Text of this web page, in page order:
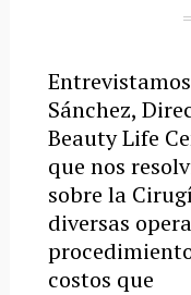
Sánchez,
Beauty Life
que nos
sobre la
diversas
costos que